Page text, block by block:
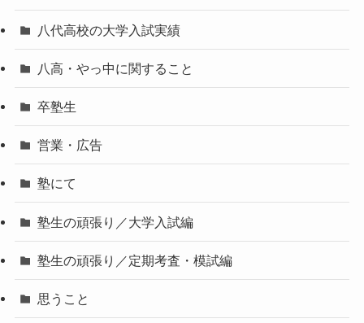
八代高校の大学入試実績
八高・やっ中に関すること
卒塾生
営業・広告
塾にて
塾生の頑張り／大学入試編
塾生の頑張り／定期考査・模試編
思うこと